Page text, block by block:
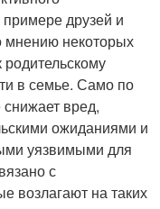
друзей и
мнению некоторых
в семье. Само по
вред,
ожиданиями и
уязвимыми для
с
возлагают на таких